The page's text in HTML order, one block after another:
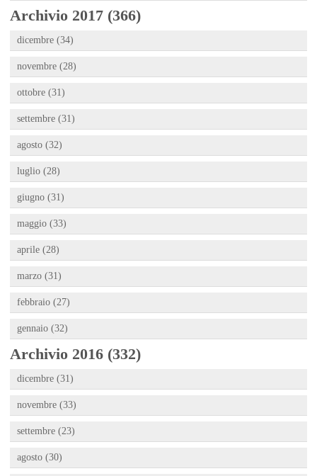
Archivio 2017 (366)
dicembre (34)
novembre (28)
ottobre (31)
settembre (31)
agosto (32)
luglio (28)
giugno (31)
maggio (33)
aprile (28)
marzo (31)
febbraio (27)
gennaio (32)
Archivio 2016 (332)
dicembre (31)
novembre (33)
settembre (23)
agosto (30)